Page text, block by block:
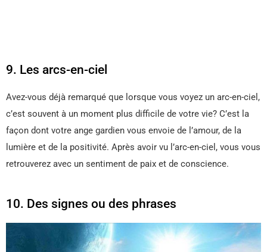
9. Les arcs-en-ciel
Avez-vous déjà remarqué que lorsque vous voyez un arc-en-ciel,
c’est souvent à un moment plus difficile de votre vie? C’est la
façon dont votre ange gardien vous envoie de l’amour, de la
lumière et de la positivité. Après avoir vu l’arc-en-ciel, vous vous
retrouverez avec un sentiment de paix et de conscience.
10. Des signes ou des phrases